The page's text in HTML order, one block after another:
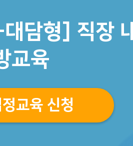
담형] 직장
교육
교육 신청